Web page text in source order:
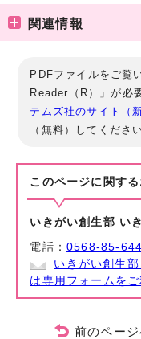
関連情報
PDFファイルをご覧
Reader（R）」が必
テムズ社のサイト（
（無料）してください
このページに関する
いきがい創生部 い
電話：0568-85-
いきがい創生
は専用フォームをご
前のページ